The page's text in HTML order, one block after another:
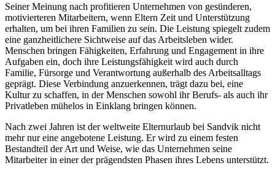
Seiner Meinung nach profitieren Unternehmen von gesünderen,
motivierteren Mitarbeitern, wenn Eltern Zeit und Unterstützung
erhalten, um bei ihren Familien zu sein. Die Leistung spiegelt zudem
eine ganzheitlichere Sichtweise auf das Arbeitsleben wider.
Menschen bringen Fähigkeiten, Erfahrung und Engagement in ihre
Aufgaben ein, doch ihre Leistungsfähigkeit wird auch durch
Familie, Fürsorge und Verantwortung außerhalb des Arbeitsalltags
geprägt. Diese Verbindung anzuerkennen, trägt dazu bei, eine
Kultur zu schaffen, in der Menschen sowohl ihr Berufs- als auch ihr
Privatleben mühelos in Einklang bringen können.
Nach zwei Jahren ist der weltweite Elternurlaub bei Sandvik nicht
mehr nur eine angebotene Leistung. Er wird zu einem festen
Bestandteil der Art und Weise, wie das Unternehmen seine
Mitarbeiter in einer der prägendsten Phasen ihres Lebens unterstützt.